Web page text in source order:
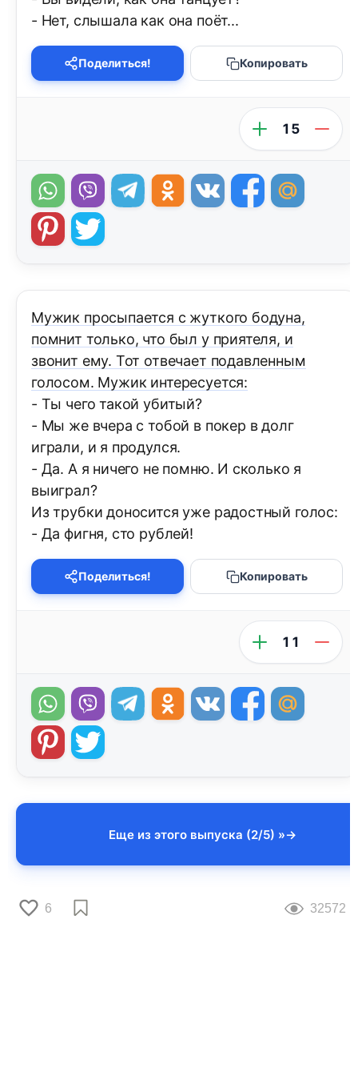
- Нет, слышала как она поёт...
Поделиться! Копировать
15
Мужик просыпается с жуткого бодуна,
помнит только, что был у приятеля, и
звонит ему. Тот отвечает подавленным
голосом. Мужик интересуется:
- Ты чего такой убитый?
- Мы же вчера с тобой в покер в долг
играли, и я продулся.
- Да. А я ничего не помню. И сколько я
выиграл?
Из трубки доносится уже радостный голос:
- Да фигня, сто рублей!
Поделиться! Копировать
11
Еще из этого выпуска (2/5) »
6 32572